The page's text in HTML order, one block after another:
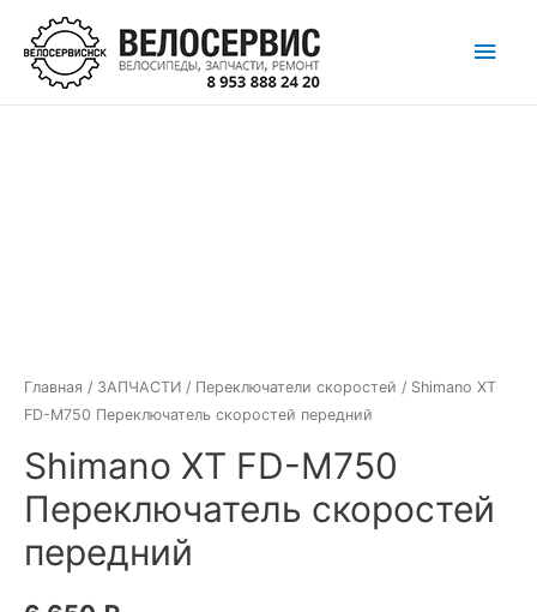
Перейти
содержимому
Главная / ЗАПЧАСТИ / Переключатели скоростей / Shimano XT
FD-M750 Переключатель скоростей передний
Shimano XT FD-M750
Переключатель скоростей
передний